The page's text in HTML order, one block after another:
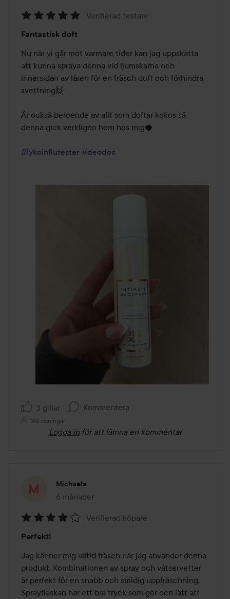
5
av
5
Verifierad testare
Fantastisk doft
Nu när vi går mot varmare tider kan jag uppskatta
att kunna spraya denna vid ljumskarna och
innersidan av låren för en fräsch doft och förhindra
svettning🙌
Är också beroende av allt som doftar kokos så
denna gick verkligen hem hos mig🥥
#lykoinflutester #deodoc
3 gillar Kommentera
146 visningar
Logga in för att lämna en kommentar
Michaela
6 månader
Inlägget skapades 6 månader
4
av
5
Verifierad köpare
Perfekt!
Jag känner mig alltid fräsch när jag använder denna
produkt. Kombinationen av spray och våtservetter
är perfekt för en snabb och smidig uppfräschning.
Sprayflaskan har ett bra tryck som gör den lätt att